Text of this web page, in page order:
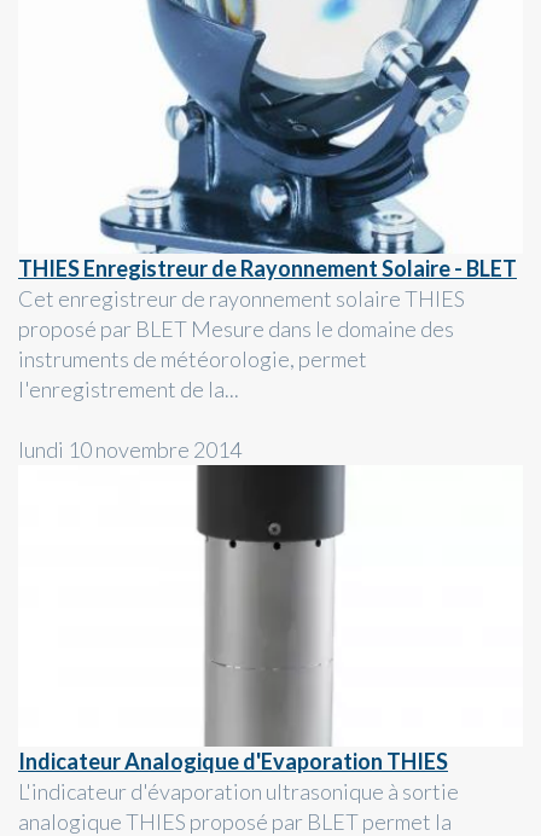
THIES Enregistreur de Rayonnement Solaire - BLET
Cet enregistreur de rayonnement solaire THIES
proposé par BLET Mesure dans le domaine des
instruments de météorologie, permet
l'enregistrement de la...
lundi 10 novembre 2014
Indicateur Analogique d'Evaporation THIES
L'indicateur d'évaporation ultrasonique à sortie
analogique THIES proposé par BLET permet la